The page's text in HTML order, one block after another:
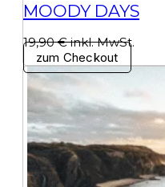
MOODY DAYS
19,90 € inkl. MwSt.
zum Checkout